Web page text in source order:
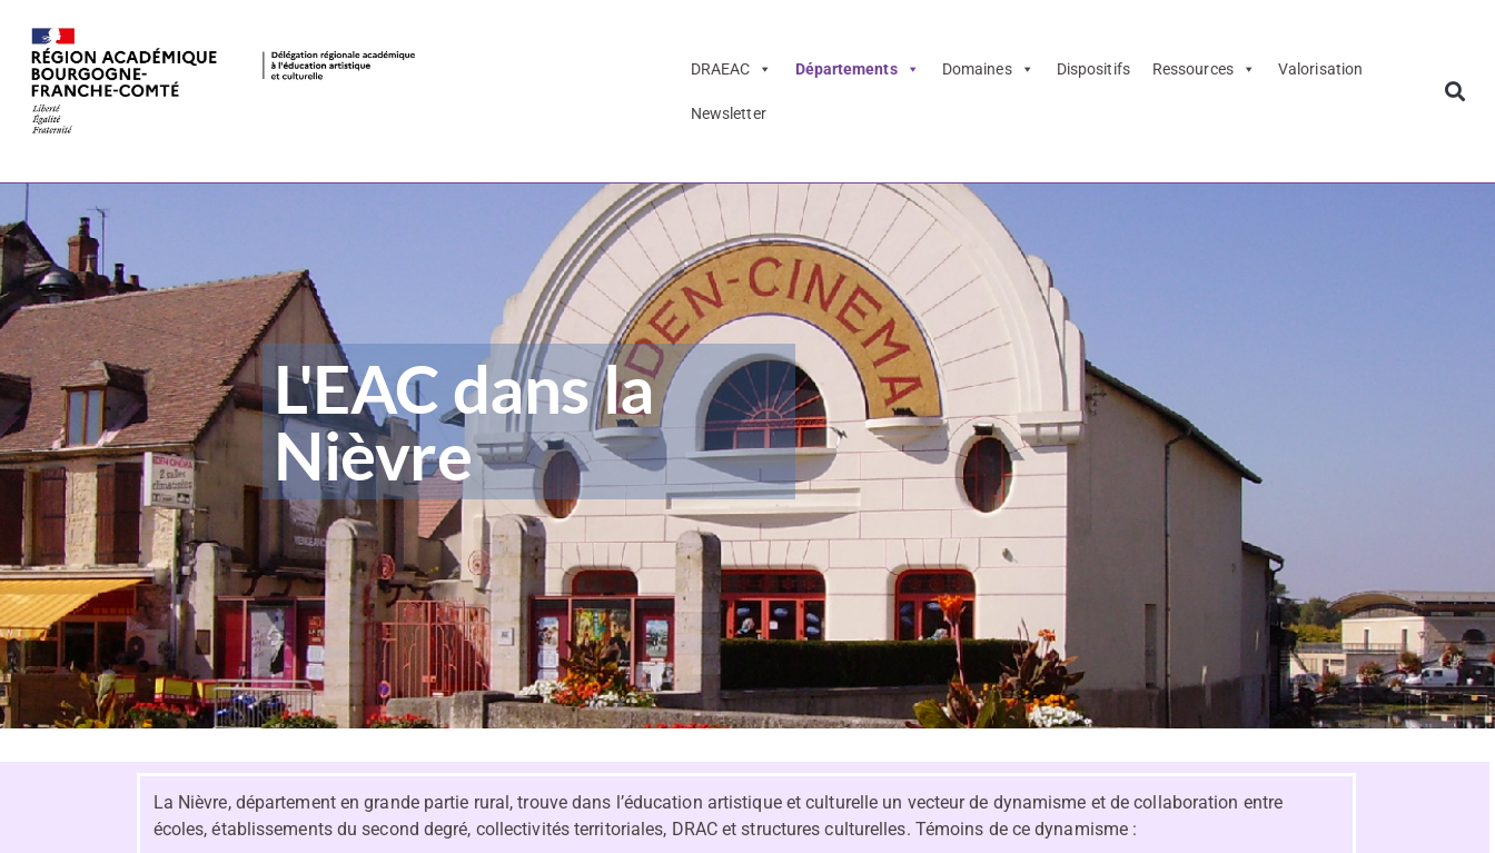
DRAEAC Départements Domaines Dispositifs Ressources Valorisation
Newsletter
L'EAC dans la
Nièvre
La Nièvre, département en grande partie rural, trouve dans l’éducation artistique et culturelle un vecteur de dynamisme et de collaboration entre
écoles, établissements du second degré, collectivités territoriales, DRAC et structures culturelles. Témoins de ce dynamisme :